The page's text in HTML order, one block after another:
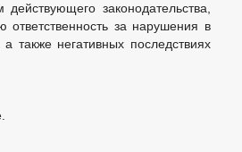
законодательства,
за нарушения в
также негативных последствиях